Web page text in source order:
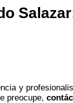
y
preocupe,